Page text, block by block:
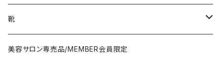
lovint
RISLEY
jacket/blouson
knit/sweat/parker
T-shirt/cutsew
bottom
denim
one-piece/salopette
necklace/top
ring
bag
stol・muffler・scarf
靴
sandal
美容サロン専売品/MEMBER会員限定